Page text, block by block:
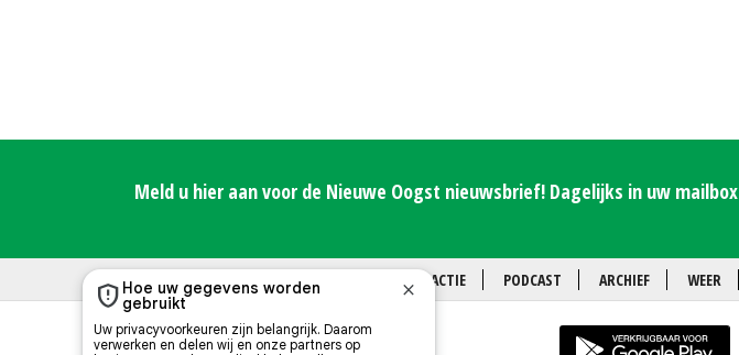
Meld u hier aan voor de Nieuwe Oogst nieuwsbrief! Dagelijks in uw mailbox
REDACTIE PODCAST ARCHIEF WEER